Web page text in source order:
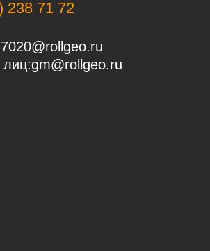
238 71 72
gm@rollgeo.ru